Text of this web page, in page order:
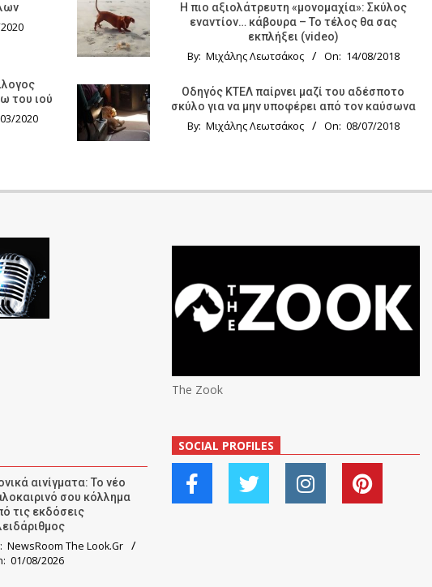
του ιού
2020
Η πιο αξιολάτρευτη «μονομαχία»: Σκύλος
εναντίον… κάβουρα – Το τέλος θα σας
εκπλήξει (video)
By: Μιχάλης Λεωτσάκος On: 14/08/2018
Οδηγός KTΕΛ παίρνει μαζί του αδέσποτο
σκύλο για να μην υποφέρει από τον καύσωνα
By: Μιχάλης Λεωτσάκος On: 08/07/2018
αινίγματα: Το νέο
σου κόλλημα
τις εκδόσεις
NewsRoom The Look.Gr
01/08/2026
The Zook
SOCIAL PROFILES